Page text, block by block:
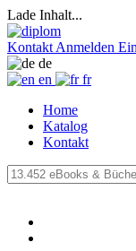
Lade Inhalt...
Kontakt Anmelden
de
en
fr
Home
Katalog
Kontakt